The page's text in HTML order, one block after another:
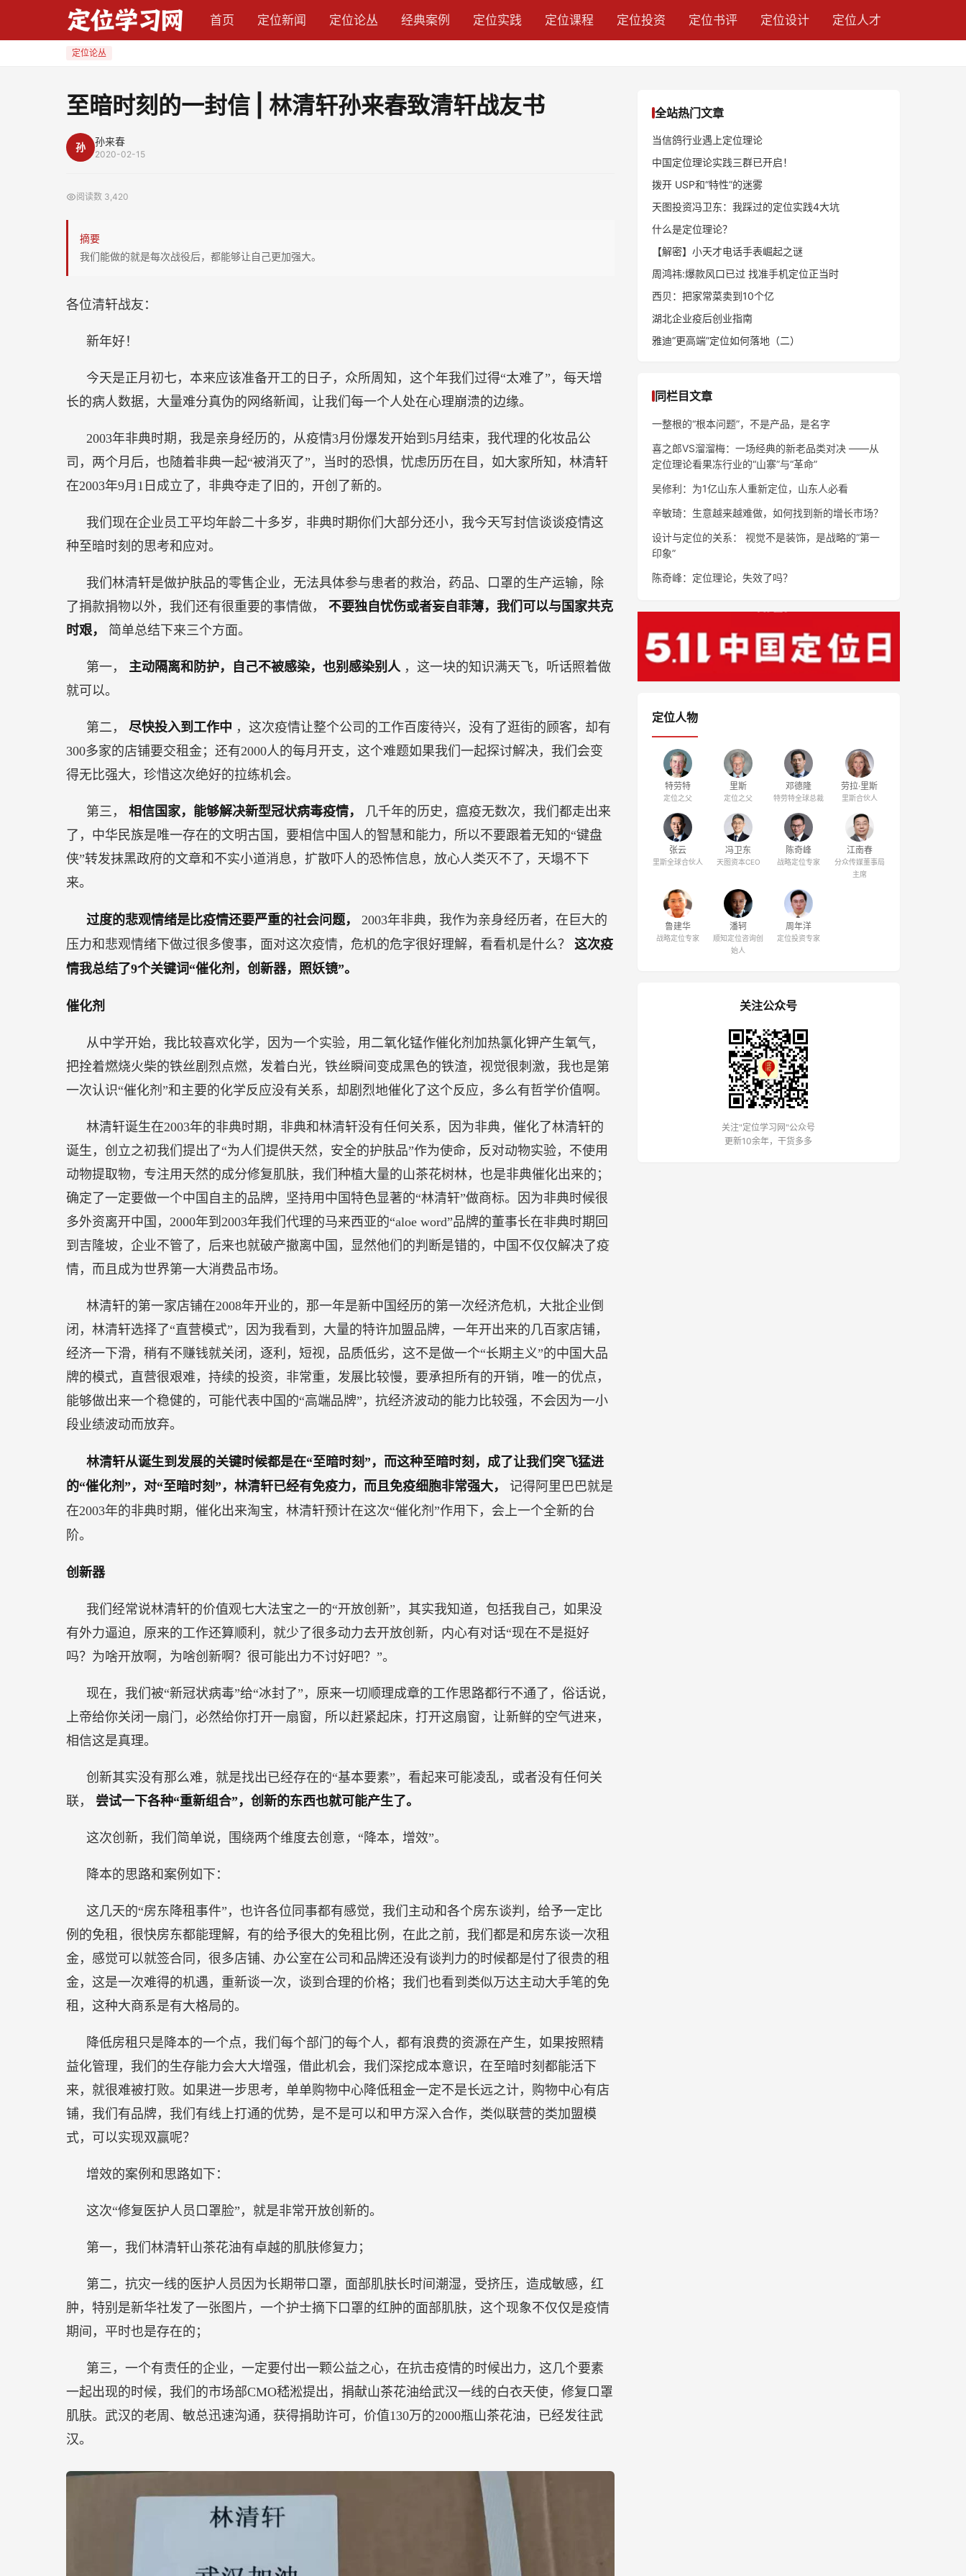
首页 定位新闻 定位论丛 经典案例 定位实践 定位课程 定位投资 定位书评 定位设计 定位人才
定位论丛
至暗时刻的一封信 | 林清轩孙来春致清轩战友书
孙 孙来春
2020-02-15
阅读数 3,420
摘要
我们能做的就是每次战役后，都能够让自己更加强大。
各位清轩战友：
新年好！
今天是正月初七，本来应该准备开工的日子，众所周知，这个年我们过得“太难了”，每天增
长的病人数据，大量难分真伪的网络新闻，让我们每一个人处在心理崩溃的边缘。
2003年非典时期，我是亲身经历的，从疫情3月份爆发开始到5月结束，我代理的化妆品公
司，两个月后，也随着非典一起“被消灭了”，当时的恐惧，忧虑历历在目，如大家所知，林清轩
在2003年9月1日成立了，非典夺走了旧的，开创了新的。
我们现在企业员工平均年龄二十多岁，非典时期你们大部分还小，我今天写封信谈谈疫情这
种至暗时刻的思考和应对。
我们林清轩是做护肤品的零售企业，无法具体参与患者的救治，药品、口罩的生产运输，除
了捐款捐物以外，我们还有很重要的事情做， 不要独自忧伤或者妄自菲薄，我们可以与国家共克
时艰， 简单总结下来三个方面。
第一， 主动隔离和防护，自己不被感染，也别感染别人 ，这一块的知识满天飞，听话照着做
就可以。
第二， 尽快投入到工作中 ，这次疫情让整个公司的工作百废待兴，没有了逛街的顾客，却有
300多家的店铺要交租金；还有2000人的每月开支，这个难题如果我们一起探讨解决，我们会变
得无比强大，珍惜这次绝好的拉练机会。
第三， 相信国家，能够解决新型冠状病毒疫情， 几千年的历史，瘟疫无数次，我们都走出来
了，中华民族是唯一存在的文明古国，要相信中国人的智慧和能力，所以不要跟着无知的“键盘
侠”转发抹黑政府的文章和不实小道消息，扩散吓人的恐怖信息，放心人类灭不了，天塌不下
来。
过度的悲观情绪是比疫情还要严重的社会问题， 2003年非典，我作为亲身经历者，在巨大的
压力和悲观情绪下做过很多傻事，面对这次疫情，危机的危字很好理解，看看机是什么？ 这次疫
情我总结了9个关键词“催化剂，创新器，照妖镜”。
催化剂
从中学开始，我比较喜欢化学，因为一个实验，用二氧化锰作催化剂加热氯化钾产生氧气，
把拴着燃烧火柴的铁丝剧烈点燃，发着白光，铁丝瞬间变成黑色的铁渣，视觉很刺激，我也是第
一次认识“催化剂”和主要的化学反应没有关系，却剧烈地催化了这个反应，多么有哲学价值啊。
林清轩诞生在2003年的非典时期，非典和林清轩没有任何关系，因为非典，催化了林清轩的
诞生，创立之初我们提出了“为人们提供天然，安全的护肤品”作为使命，反对动物实验，不使用
动物提取物，专注用天然的成分修复肌肤，我们种植大量的山茶花树林，也是非典催化出来的；
确定了一定要做一个中国自主的品牌，坚持用中国特色显著的“林清轩”做商标。因为非典时候很
多外资离开中国，2000年到2003年我们代理的马来西亚的“aloe word”品牌的董事长在非典时期回
到吉隆坡，企业不管了，后来也就破产撤离中国，显然他们的判断是错的，中国不仅仅解决了疫
情，而且成为世界第一大消费品市场。
林清轩的第一家店铺在2008年开业的，那一年是新中国经历的第一次经济危机，大批企业倒
闭，林清轩选择了“直营模式”，因为我看到，大量的特许加盟品牌，一年开出来的几百家店铺，
经济一下滑，稍有不赚钱就关闭，逐利，短视，品质低劣，这不是做一个“长期主义”的中国大品
牌的模式，直营很艰难，持续的投资，非常重，发展比较慢，要承担所有的开销，唯一的优点，
能够做出来一个稳健的，可能代表中国的“高端品牌”，抗经济波动的能力比较强，不会因为一小
段业绩波动而放弃。
林清轩从诞生到发展的关键时候都是在“至暗时刻”，而这种至暗时刻，成了让我们突飞猛进
的“催化剂”，对“至暗时刻”，林清轩已经有免疫力，而且免疫细胞非常强大， 记得阿里巴巴就是
在2003年的非典时期，催化出来淘宝，林清轩预计在这次“催化剂”作用下，会上一个全新的台
阶。
创新器
我们经常说林清轩的价值观七大法宝之一的“开放创新”，其实我知道，包括我自己，如果没
有外力逼迫，原来的工作还算顺利，就少了很多动力去开放创新，内心有对话“现在不是挺好
吗？为啥开放啊，为啥创新啊？很可能出力不讨好吧？”。
现在，我们被“新冠状病毒”给“冰封了”，原来一切顺理成章的工作思路都行不通了，俗话说，
上帝给你关闭一扇门，必然给你打开一扇窗，所以赶紧起床，打开这扇窗，让新鲜的空气进来，
相信这是真理。
创新其实没有那么难，就是找出已经存在的“基本要素”，看起来可能凌乱，或者没有任何关
联， 尝试一下各种“重新组合”，创新的东西也就可能产生了。
这次创新，我们简单说，围绕两个维度去创意，“降本，增效”。
降本的思路和案例如下：
这几天的“房东降租事件”，也许各位同事都有感觉，我们主动和各个房东谈判，给予一定比
例的免租，很快房东都能理解，有的给予很大的免租比例，在此之前，我们都是和房东谈一次租
金，感觉可以就签合同，很多店铺、办公室在公司和品牌还没有谈判力的时候都是付了很贵的租
金，这是一次难得的机遇，重新谈一次，谈到合理的价格；我们也看到类似万达主动大手笔的免
租，这种大商系是有大格局的。
降低房租只是降本的一个点，我们每个部门的每个人，都有浪费的资源在产生，如果按照精
益化管理，我们的生存能力会大大增强，借此机会，我们深挖成本意识，在至暗时刻都能活下
来，就很难被打败。如果进一步思考，单单购物中心降低租金一定不是长远之计，购物中心有店
铺，我们有品牌，我们有线上打通的优势，是不是可以和甲方深入合作，类似联营的类加盟模
式，可以实现双赢呢？
增效的案例和思路如下：
这次“修复医护人员口罩脸”，就是非常开放创新的。
第一，我们林清轩山茶花油有卓越的肌肤修复力；
第二，抗灾一线的医护人员因为长期带口罩，面部肌肤长时间潮湿，受挤压，造成敏感，红
肿，特别是新华社发了一张图片，一个护士摘下口罩的红肿的面部肌肤，这个现象不仅仅是疫情
期间，平时也是存在的；
第三，一个有责任的企业，一定要付出一颗公益之心，在抗击疫情的时候出力，这几个要素
一起出现的时候，我们的市场部CMO嵇淞提出，捐献山茶花油给武汉一线的白衣天使，修复口罩
肌肤。武汉的老周、敏总迅速沟通，获得捐助许可，价值130万的2000瓶山茶花油，已经发往武
汉。
全站热门文章
当信鸽行业遇上定位理论
中国定位理论实践三群已开启！
拨开 USP和“特性”的迷雾
天图投资冯卫东：我踩过的定位实践4大坑
什么是定位理论？
【解密】小天才电话手表崛起之谜
周鸿祎:爆款风口已过 找准手机定位正当时
西贝：把家常菜卖到10个亿
湖北企业疫后创业指南
雅迪“更高端”定位如何落地（二）
同栏目文章
一整根的“根本问题”，不是产品，是名字
喜之郎VS溜溜梅：一场经典的新老品类对决 ——从
定位理论看果冻行业的“山寨”与“革命”
吴修利：为1亿山东人重新定位，山东人必看
辛敏琦：生意越来越难做，如何找到新的增长市场？
设计与定位的关系： 视觉不是装饰，是战略的“第一
印象”
陈奇峰：定位理论，失效了吗？
定位人物
特劳特
定位之父
里斯
定位之父
邓德隆
特劳特全球总裁
劳拉·里斯
里斯合伙人
张云
里斯全球合伙人
冯卫东
天图资本CEO
陈奇峰
战略定位专家
江南春
分众传媒董事局
主席
鲁建华
战略定位专家
潘轲
顺知定位咨询创
始人
周年洋
定位投资专家
关注公众号
关注"定位学习网"公众号
更新10余年，干货多多